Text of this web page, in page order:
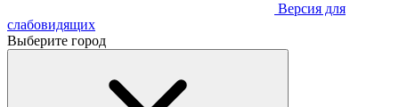
Версия для
слабовидящих
Выберите город